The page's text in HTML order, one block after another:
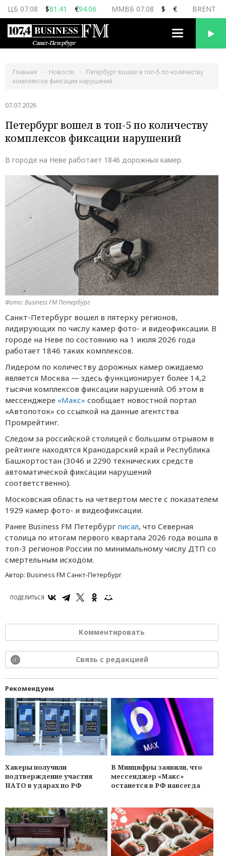
ЦБ 07.08 $81.41 €94.06 ММВБ 07.08 $ € BRENT
Переключить
Главная Новости
Петербург вошел в топ-5 по количеству
комплексов фиксации нарушений
07.07.2026
Петербург вошел в топ-5 по количеству
комплексов фиксации нарушений
В городе на Неве работает 1846 дорожных камер.
Фото: Business FM Петербург
Санкт-Петербург вошел в пятерку регионов,
лидирующих по числу камер фото- и видеофиксации. В
городе на Неве по состоянию на 1 июля 2026 года
работает 1846 таких комплексов.
Лидером по количеству дорожных камер ожидаемо
является Москва — здесь функционирует более 14,2
тысячи комплексов фиксации нарушений. Об этом в
мессенджере «Макс» сообщает новостной портал
«Автопоток» со ссылкой на данные агентства
Промрейтинг.
Следом за российской столицей с большим отрывом в
рейтинге находятся Кранодарский край и Республика
Башкортостан (3046 и 2290 технических средств
автоматической фиксации нарушений
соответственно).
Московская область на четвертом месте с показателем
1929 камер фото- и видеофиксации.
Ранее Business FM Петербург писал, что Северная
столица по итогам первого квартала 2026 года вошла в
топ-3 регионов России по минимальному числу ДТП со
смертельным исходом.
Автор: Business FM Санкт-Петербург
ПОДЕЛИТЬСЯ
Комментировать
Связь с редакцией
Рекомендуем
Хакеры получили
подтверждение участия
НАТО в ударах по РФ
В Минцифры заявили, что
мессенджер «Макс»
останется в РФ навсегда